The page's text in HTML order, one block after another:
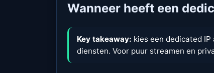
Wanneer heeft een
Key takeaway: kies een dedicated IP
diensten. Voor puur streamen en